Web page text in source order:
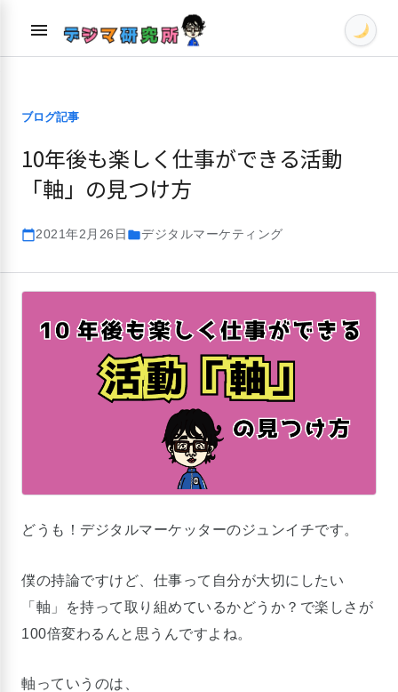
menu
ブログ記事
10年後も楽しく仕事ができる活動
「軸」の見つけ方
calendar_today2021年2月26日folderデジタルマーケティング
どうも！デジタルマーケッターのジュンイチです。
僕の持論ですけど、仕事って自分が大切にしたい
「軸」を持って取り組めているかどうか？で楽しさが
100倍変わるんと思うんですよね。
軸っていうのは、